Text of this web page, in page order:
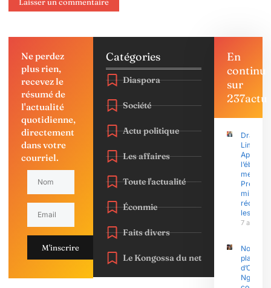
Ne perdez
plus rien,
recevez le
résumé de
l'actualité
quotidienne,
directement
dans votre
courriel.
M'inscrire
Catégories
Diaspora
Société
Actu politique
Les affaires
Toute l'actualité
Éconmie
Faits divers
Le Kongossa du net
En
continu
sur
237actu
Drame à
Limbé :
Après
Premier
ministre
les
7 août
Nouvelle
plainte
d’Olive
Ngobo